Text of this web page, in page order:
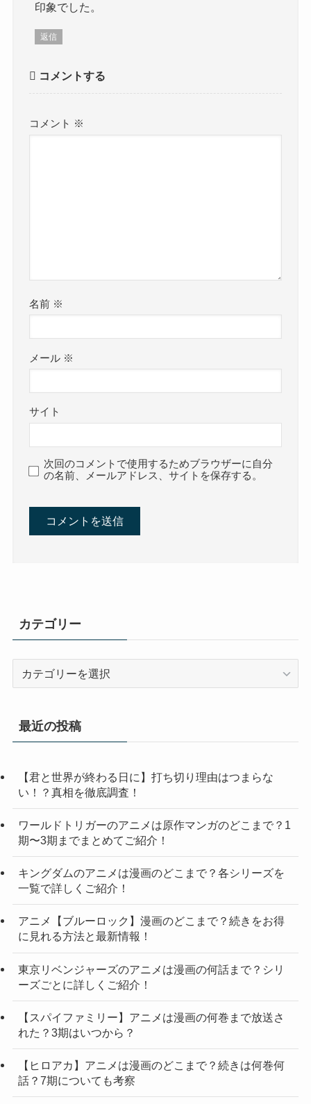
印象でした。
返信
コメントする
コメント ※
名前 ※
メール ※
サイト
次回のコメントで使用するためブラウザーに自分
の名前、メールアドレス、サイトを保存する。
カテゴリー
リ
最近の投稿
【君と世界が終わる日に】打ち切り理由はつまらな
い！？真相を徹底調査！
ワールドトリガーのアニメは原作マンガのどこまで？1
期〜3期までまとめてご紹介！
キングダムのアニメは漫画のどこまで？各シリーズを
一覧で詳しくご紹介！
アニメ【ブルーロック】漫画のどこまで？続きをお得
に見れる方法と最新情報！
東京リベンジャーズのアニメは漫画の何話まで？シリ
ーズごとに詳しくご紹介！
【スパイファミリー】アニメは漫画の何巻まで放送さ
れた？3期はいつから？
【ヒロアカ】アニメは漫画のどこまで？続きは何巻何
話？7期についても考察